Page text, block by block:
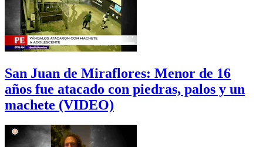
San Juan de Miraflores: Menor de 16
años fue atacado con piedras, palos y un
machete (VIDEO)